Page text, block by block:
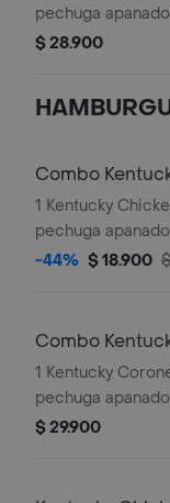
pechuga
$ 28.900
Combo
1 Kentucky
pechuga apanado, pepinillos,
mayonesa
-44% $ 18.900
Combo
1 Kentucky
pechuga apanado, Ensalada Coleslaw,
BBQ y mantequilla) + 1 Papa Pequeña
$ 29.900